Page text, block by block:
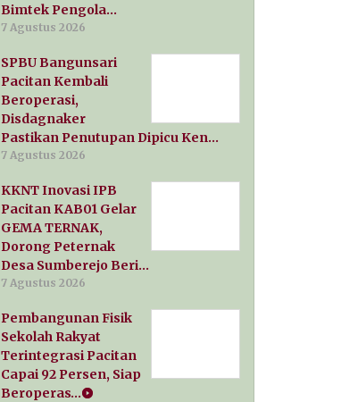
Bimtek Pengola…
7 Agustus 2026
SPBU Bangunsari
Pacitan Kembali
Beroperasi,
Disdagnaker
Pastikan Penutupan Dipicu Ken…
7 Agustus 2026
KKNT Inovasi IPB
Pacitan KAB01 Gelar
GEMA TERNAK,
Dorong Peternak
Desa Sumberejo Beri…
7 Agustus 2026
Pembangunan Fisik
Sekolah Rakyat
Terintegrasi Pacitan
Capai 92 Persen, Siap
Beroperas…